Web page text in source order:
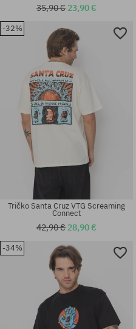
Dostupné veľkosti:
Dostupné veľkosti:
35,90 € 23,90 €
-32%
Tričko Santa Cruz VTG Screaming
Connect
42,90 € 28,90 €
-34%